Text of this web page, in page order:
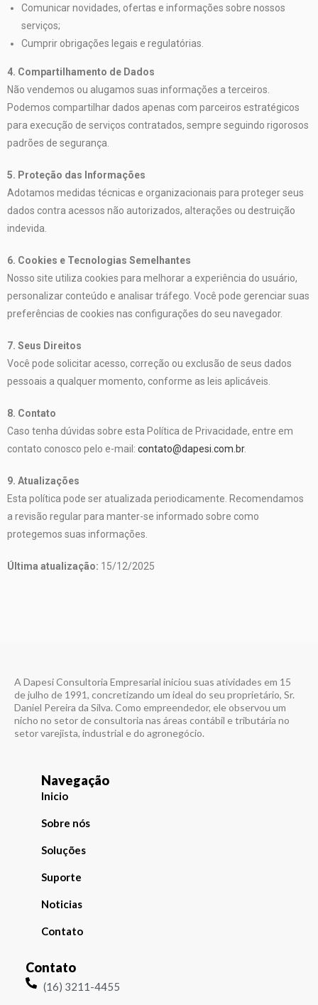
Comunicar novidades, ofertas e informações sobre nossos
serviços;
Cumprir obrigações legais e regulatórias.
4. Compartilhamento de Dados
Não vendemos ou alugamos suas informações a terceiros.
Podemos compartilhar dados apenas com parceiros estratégicos
para execução de serviços contratados, sempre seguindo rigorosos
padrões de segurança.
5. Proteção das Informações
Adotamos medidas técnicas e organizacionais para proteger seus
dados contra acessos não autorizados, alterações ou destruição
indevida.
6. Cookies e Tecnologias Semelhantes
Nosso site utiliza cookies para melhorar a experiência do usuário,
personalizar conteúdo e analisar tráfego. Você pode gerenciar suas
preferências de cookies nas configurações do seu navegador.
7. Seus Direitos
Você pode solicitar acesso, correção ou exclusão de seus dados
pessoais a qualquer momento, conforme as leis aplicáveis.
8. Contato
Caso tenha dúvidas sobre esta Política de Privacidade, entre em
contato conosco pelo e-mail: contato@dapesi.com.br.
9. Atualizações
Esta política pode ser atualizada periodicamente. Recomendamos
a revisão regular para manter-se informado sobre como
protegemos suas informações.
Última atualização: 15/12/2025
A Dapesi Consultoria Empresarial iniciou suas atividades em 15
de julho de 1991, concretizando um ideal do seu proprietário, Sr.
Daniel Pereira da Silva. Como empreendedor, ele observou um
nicho no setor de consultoria nas áreas contábil e tributária no
setor varejista, industrial e do agronegócio.
Navegação
Inicio
Sobre nós
Soluções
Suporte
Noticias
Contato
Contato
(16) 3211-4455